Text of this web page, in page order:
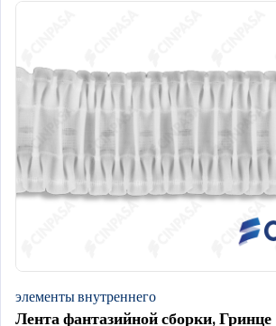
элементы внутреннего
Лента фантазийной сборки, Гринце